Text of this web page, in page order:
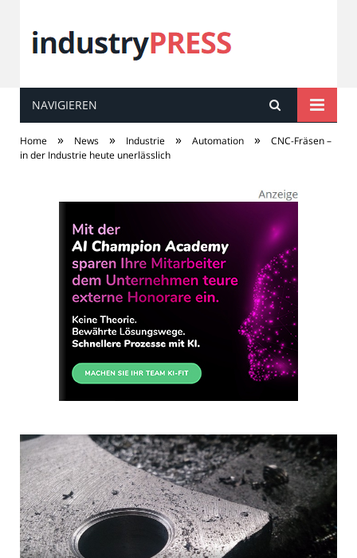
industryPRESS
NAVIGIEREN
Home » News » Industrie » Automation »
CNC-Fräsen –
in der Industrie heute unerlässlich